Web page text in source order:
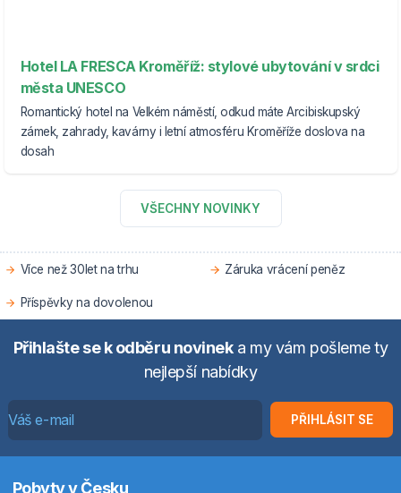
Hotel LA FRESCA Kroměříž: stylové ubytování v srdci
města UNESCO
Romantický hotel na Velkém náměstí, odkud máte Arcibiskupský
zámek, zahrady, kavárny i letní atmosféru Kroměříže doslova na
dosah
VŠECHNY NOVINKY
Více než 30let na trhu Záruka vrácení peněz
Příspěvky na dovolenou
Přihlašte se k odběru novineka my vám pošleme ty
nejlepší nabídky
PŘIHLÁSIT SE
Pobyty v Česku